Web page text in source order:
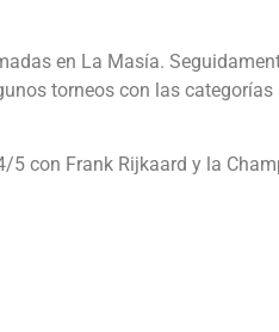
en La Masía.
torneos con las categorías
con Frank Rijkaard y la